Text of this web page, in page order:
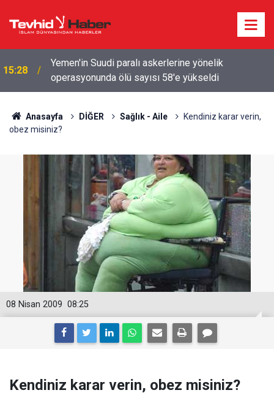
15:28
Yemen'in Suudi paralı askerlerine yönelik
operasyonunda ölü sayısı 58'e yükseldi
Anasayfa DİĞER Sağlık - Aile
Kendiniz karar verin,
obez misiniz?
08:25
08 Nisan 2009
Kendiniz karar verin, obez misiniz?